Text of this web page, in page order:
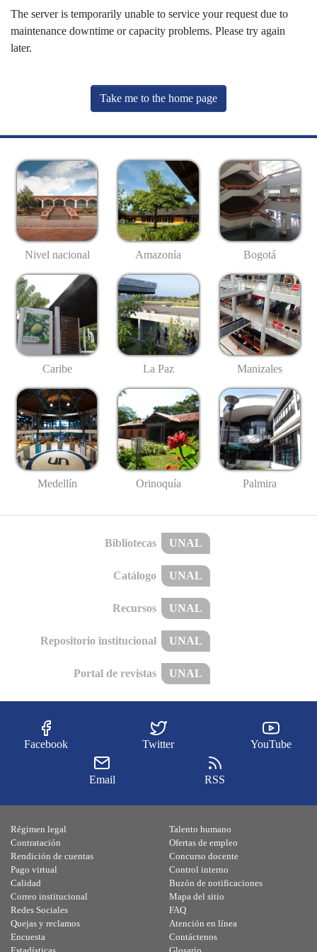
The server is temporarily unable to service your request due to
maintenance downtime or capacity problems. Please try again
later.
Take me to the home page
Nivel nacional Amazonía Bogotá
Caribe La Paz Manizales
Medellín Orinoquía Palmira
Bibliotecas UNAL
Catálogo UNAL
Recursos UNAL
Repositorio institucional UNAL
Portal de revistas UNAL
Facebook Twitter YouTube
Email RSS
Régimen legal
Contratación
Rendición de cuentas
Pago virtual
Calidad
Talento humano
Ofertas de empleo
Concurso docente
Control interno
Buzón de notificaciones
Correo institucional
Redes Sociales
Quejas y reclamos
Encuesta
Mapa del sitio
FAQ
Atención en línea
Contáctenos